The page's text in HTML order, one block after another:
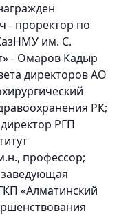
- проректор по
им. С.
- Омаров Кадыр
директоров АО
РК;
РГП
профессор;
«Алматинский